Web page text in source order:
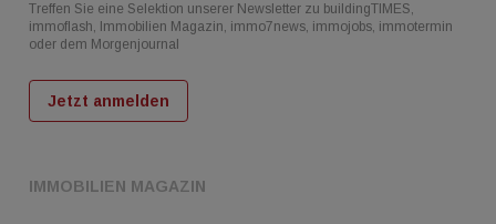
IMMOBILIEN MAGAZIN
Treffen Sie eine Selektion unserer Newsletter zu buildingTIMES,
immoflash, Immobilien Magazin, immo7news, immojobs, immotermin
oder dem Morgenjournal
Jetzt anmelden